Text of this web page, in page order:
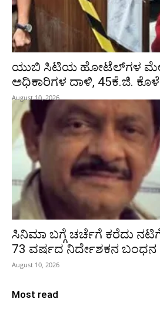
ಯುಬಿ ಸಿಟಿಯ ಹೋಟೆಲ್‌ಗಳ
ಅಧಿಕಾರಿಗಳ ದಾಳಿ, 45ಕೆ.ಜಿ.
August 10, 2026
ಸಿನಿಮಾ ಬಗ್ಗೆ ಚರ್ಚೆಗೆ ಕರೆದು
73 ವರ್ಷದ ನಿರ್ದೇಶಕನ ಬಂಧನ
August 10, 2026
Most read